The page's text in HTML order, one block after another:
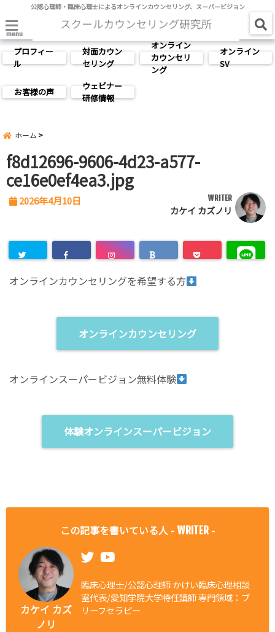
公認心理師・臨床心理士によるオンラインカウンセリング、スーパービジョン
menu
プロフィー
ル
対面カウン
セリング
オンライン
カウンセリ
ング
オンライン
SV
お客様の声
ウェビナー
研修情報
ホーム
f8d12696-9606-4d23-a577-
ce16e0ef4ea3.jpg
2026年4月10日 WRITER
カケイ カズノリ
オンラインカウンセリングを希望する方
オンラインカウンセリング
オンラインスーパービジョン無料体験
体験オンラインスーパービジョン
この記事を書いている人 - WRITER -
カケイ カズ
ノリ
臨床心理士/公認心理師 かけい臨床心理相談
室代表/愛知学院大学特任講師 専門領域：ブ
リーフセラピー